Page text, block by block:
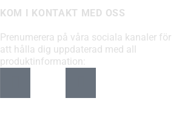
KOM I KONTAKT MED OSS
Prenumerera på våra sociala kanaler för
att hålla dig uppdaterad med all
produktinformation: